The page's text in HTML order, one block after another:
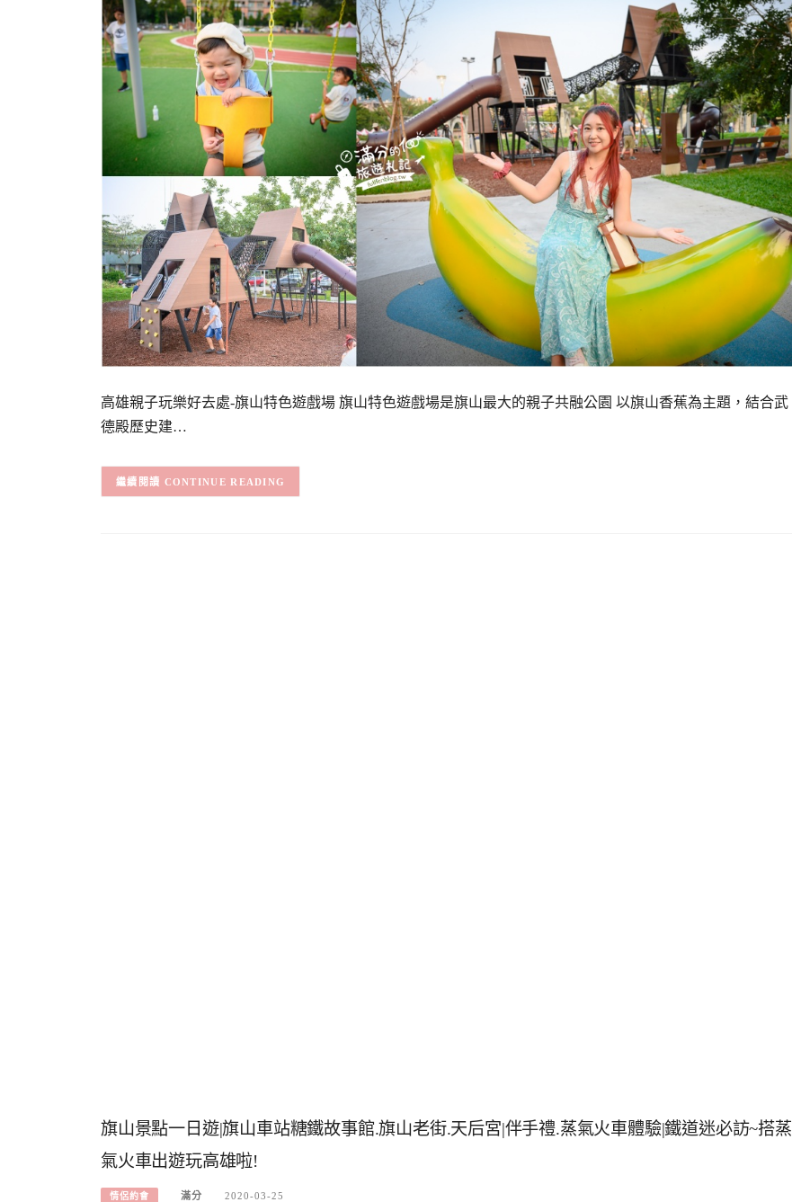
高雄親子玩樂好去處-旗山特色遊戲場 旗山特色遊戲場是旗山最大的親子共融公園 以旗山香蕉為主題，結合武
德殿歷史建…
CONTINUE READING
旗山景點一日遊|旗山車站糖鐵故事館.旗山老街.天后宮|伴手禮.蒸氣火車體驗|鐵道迷必訪~搭蒸
氣火車出遊玩高雄啦!
情侶約會 滿分 2020-03-25